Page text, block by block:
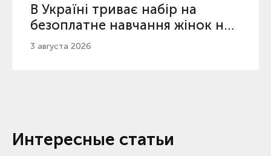
В Україні триває набір на
безоплатне навчання жінок на
водійок: як податися
3 августа 2026
Интересные статьи